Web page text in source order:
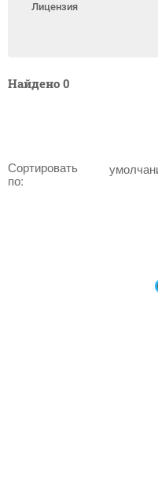
Лицензия
Найдено 0
Сортировать
по: